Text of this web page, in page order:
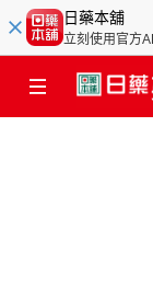
日藥本舖
立刻使用官方